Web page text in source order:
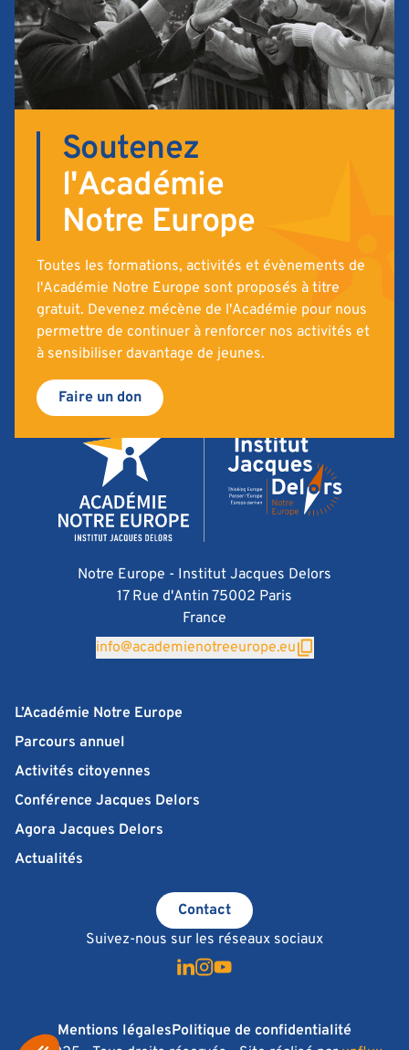
Soutenez
l'Académie
Notre Europe
Toutes les formations, activités et évènements de
l'Académie Notre Europe sont proposés à titre
gratuit. Devenez mécène de l'Académie pour nous
permettre de continuer à renforcer nos activités et
à sensibiliser davantage de jeunes.
Faire un don
Notre Europe - Institut Jacques Delors
17 Rue d'Antin 75002 Paris
France
info@academienotreeurope.eu
L’Académie Notre Europe
Parcours annuel
Activités citoyennes
Conférence Jacques Delors
Agora Jacques Delors
Actualités
Contact
Suivez-nous sur les réseaux sociaux
Mentions légalesPolitique de confidentialité